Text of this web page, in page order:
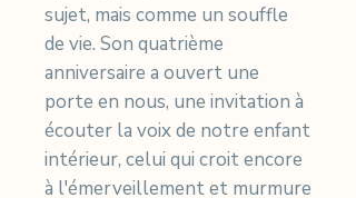
sujet, mais comme un souffle
de vie. Son quatrième
anniversaire a ouvert une
porte en nous, une invitation à
écouter la voix de notre enfant
intérieur, celui qui croit encore
à l'émerveillement et murmure